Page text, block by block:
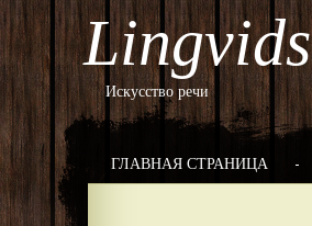
Lingvids
Искусство речи
ГЛАВНАЯ СТРАНИЦА